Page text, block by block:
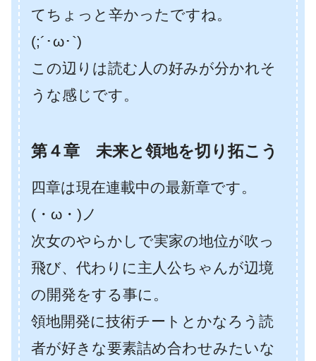
てちょっと辛かったですね。
(;´･ω･`)
この辺りは読む人の好みが分かれそ
うな感じです。
第４章 未来と領地を切り拓こう
四章は現在連載中の最新章です。
(・ω・)ノ
次女のやらかしで実家の地位が吹っ
飛び、代わりに主人公ちゃんが辺境
の開発をする事に。
領地開発に技術チートとかなろう読
者が好きな要素詰め合わせみたいな